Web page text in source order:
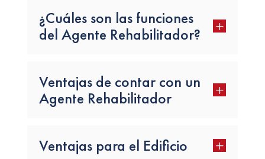
¿Cuáles son las funciones
del Agente Rehabilitador?
L
Ventajas de contar con un
Agente Rehabilitador
L
Ventajas para el Edificio L